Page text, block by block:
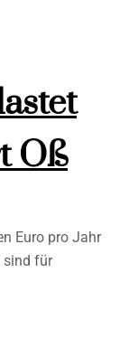
Oß
Euro pro Jahr
sind für